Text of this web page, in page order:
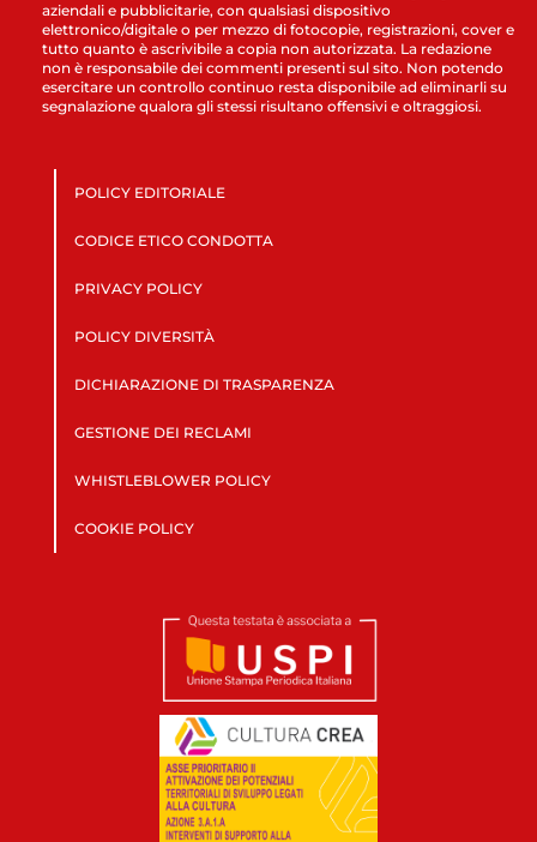
aziendali e pubblicitarie, con qualsiasi dispositivo
elettronico/digitale o per mezzo di fotocopie, registrazioni, cover e
tutto quanto è ascrivibile a copia non autorizzata. La redazione
non è responsabile dei commenti presenti sul sito. Non potendo
esercitare un controllo continuo resta disponibile ad eliminarli su
segnalazione qualora gli stessi risultano offensivi e oltraggiosi.
POLICY EDITORIALE
CODICE ETICO CONDOTTA
PRIVACY POLICY
POLICY DIVERSITÀ
DICHIARAZIONE DI TRASPARENZA
GESTIONE DEI RECLAMI
WHISTLEBLOWER POLICY
COOKIE POLICY